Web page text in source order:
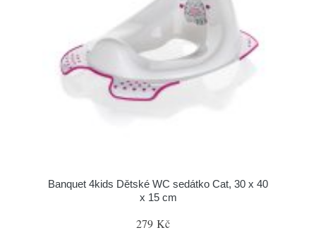
Banquet 4kids Dětské WC sedátko Cat, 30 x 40
x 15 cm
279 Kč